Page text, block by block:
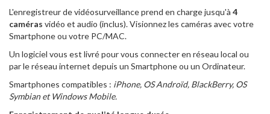
L'enregistreur de vidéosurveillance prend en charge jusqu'à 4
caméras vidéo et audio (inclus). Visionnez les caméras avec votre
Smartphone ou votre PC/MAC.
Un logiciel vous est livré pour vous connecter en réseau local ou
par le réseau internet depuis un Smartphone ou un Ordinateur.
Smartphones compatibles : iPhone, OS Androïd, BlackBerry, OS
Symbian et Windows Mobile.